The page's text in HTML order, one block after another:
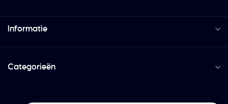
Informatie
Categorieën